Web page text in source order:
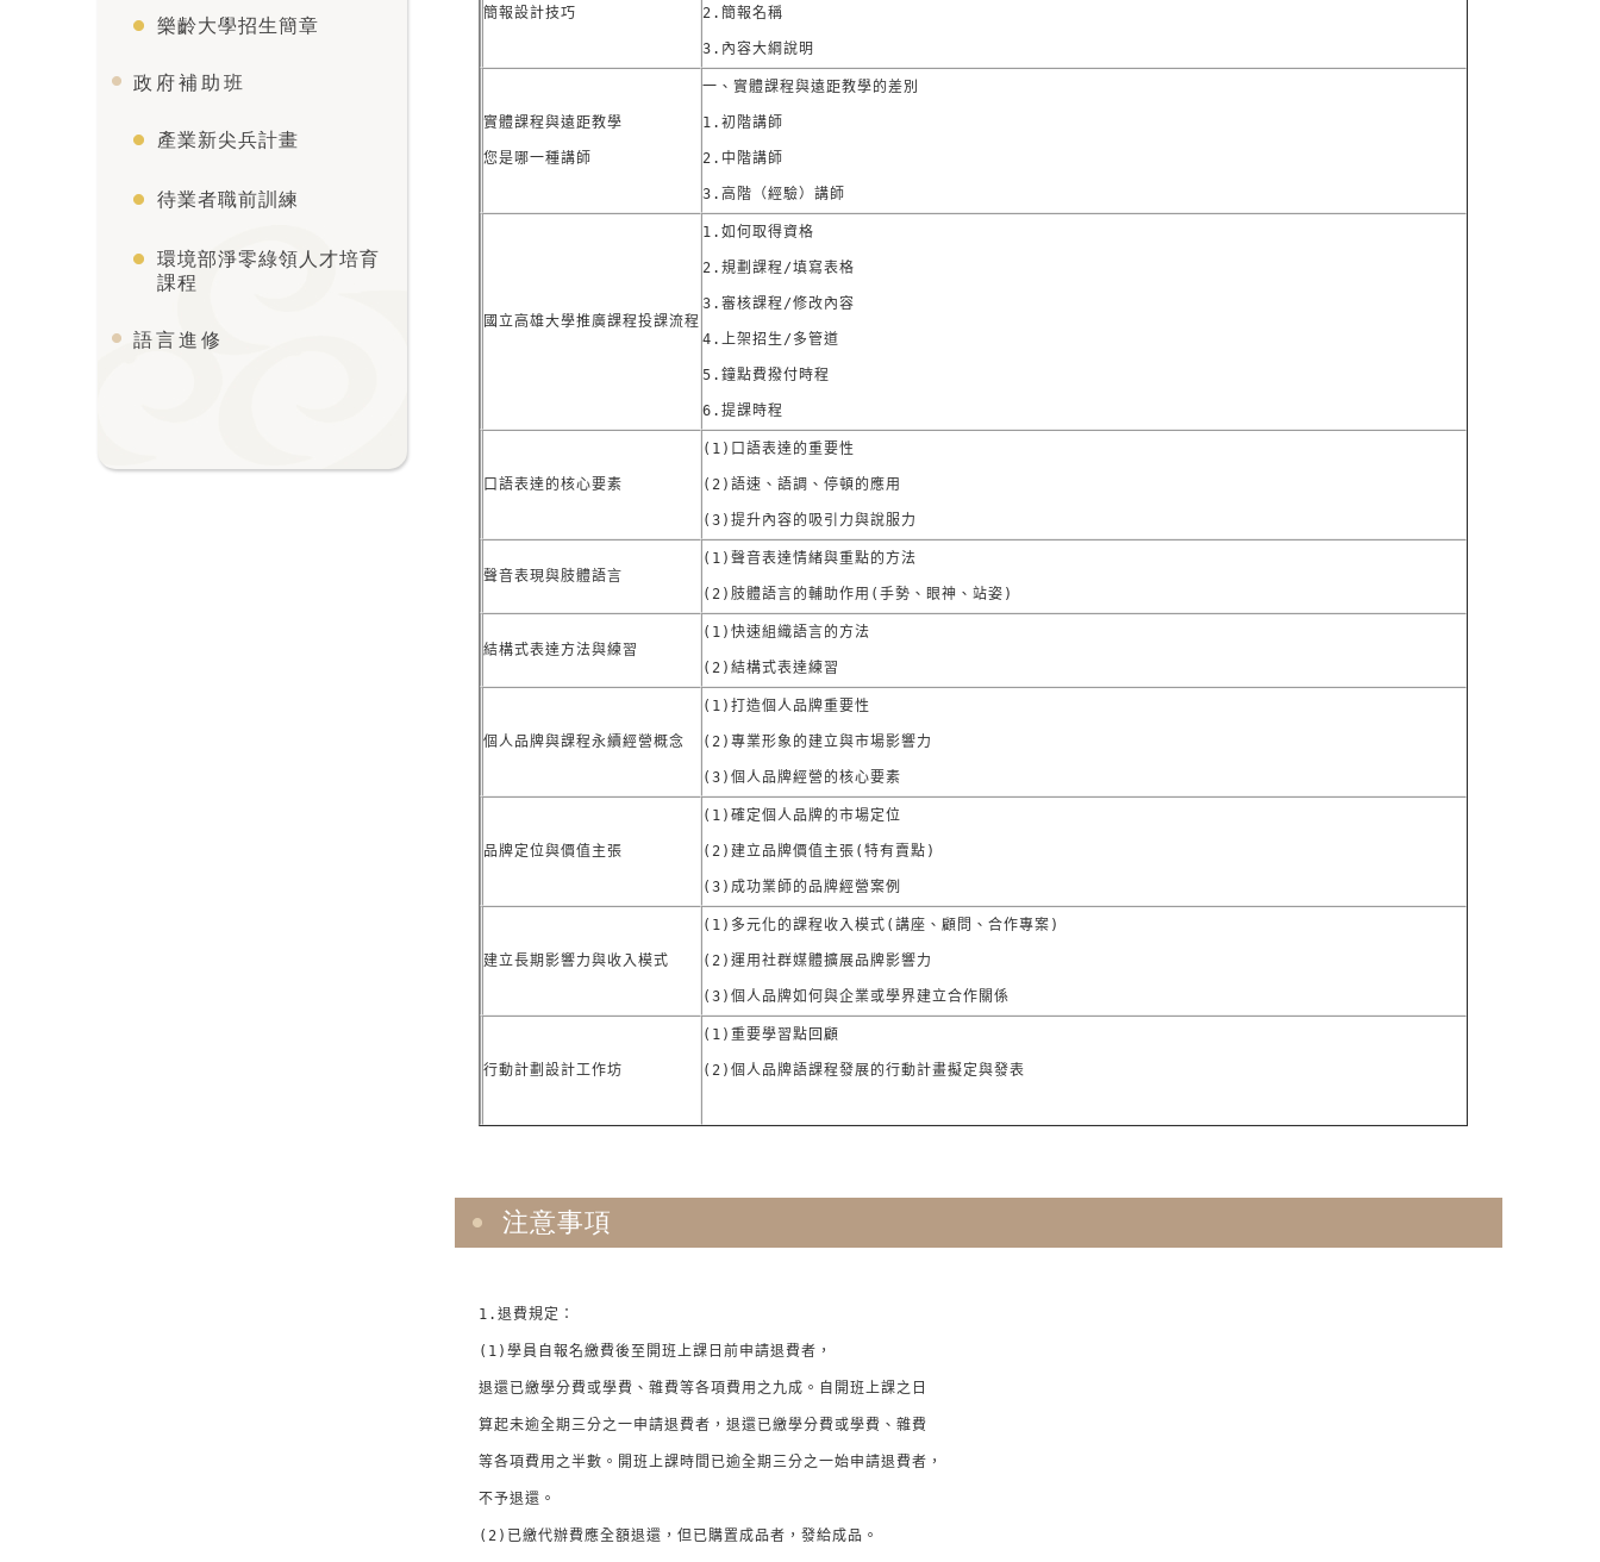
樂齡大學招生簡章
政府補助班
產業新尖兵計畫
待業者職前訓練
環境部淨零綠領人才培育
課程
語言進修
簡報設計技巧 2.簡報名稱
3.內容大綱說明
實體課程與遠距教學
您是哪一種講師
一、實體課程與遠距教學的差別
1.初階講師
2.中階講師
3.高階（經驗）講師
國立高雄大學推廣課程投課流程
1.如何取得資格
2.規劃課程/填寫表格
3.審核課程/修改內容
4.上架招生/多管道
5.鐘點費撥付時程
6.提課時程
口語表達的核心要素
(1)口語表達的重要性
(2)語速、語調、停頓的應用
(3)提升內容的吸引力與說服力
聲音表現與肢體語言
(1)聲音表達情緒與重點的方法
(2)肢體語言的輔助作用(手勢、眼神、站姿)
結構式表達方法與練習
(1)快速組織語言的方法
(2)結構式表達練習
個人品牌與課程永續經營概念
(1)打造個人品牌重要性
(2)專業形象的建立與市場影響力
(3)個人品牌經營的核心要素
品牌定位與價值主張
(1)確定個人品牌的市場定位
(2)建立品牌價值主張(特有賣點)
(3)成功業師的品牌經營案例
建立長期影響力與收入模式
(1)多元化的課程收入模式(講座、顧問、合作專案)
(2)運用社群媒體擴展品牌影響力
(3)個人品牌如何與企業或學界建立合作關係
行動計劃設計工作坊
(1)重要學習點回顧
(2)個人品牌語課程發展的行動計畫擬定與發表
注意事項
1.退費規定：
(1)學員自報名繳費後至開班上課日前申請退費者，
退還已繳學分費或學費、雜費等各項費用之九成。自開班上課之日
算起未逾全期三分之一申請退費者，退還已繳學分費或學費、雜費
等各項費用之半數。開班上課時間已逾全期三分之一始申請退費者，
不予退還。
(2)已繳代辦費應全額退還，但已購置成品者，發給成品。